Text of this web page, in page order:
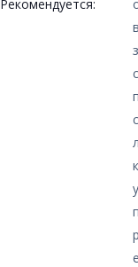
Рекомендуется: